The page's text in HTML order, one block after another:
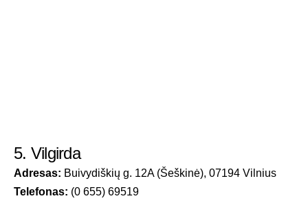
5. Vilgirda
Adresas: Buivydiškių g. 12A (Šeškinė), 07194 Vilnius
Telefonas: (0 655) 69519